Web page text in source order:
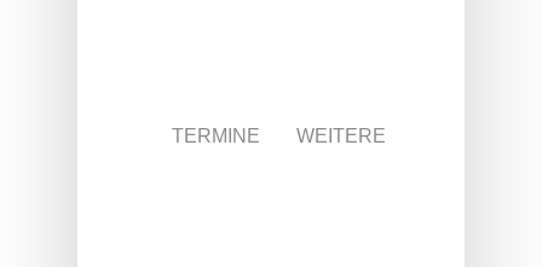
TERMINE WEITERE